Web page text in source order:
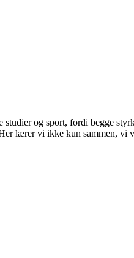
og sport, fordi begge
lærer vi ikke kun sammen, vi